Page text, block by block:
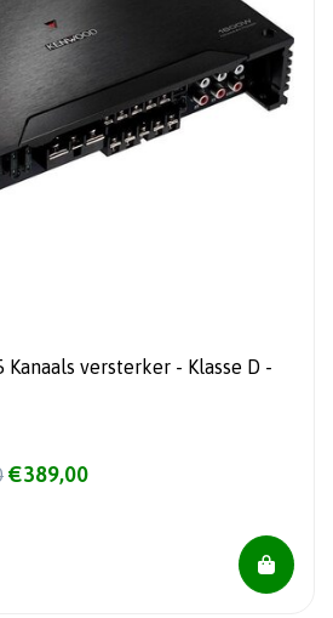
Kanaals versterker - Klasse D -
€389,00